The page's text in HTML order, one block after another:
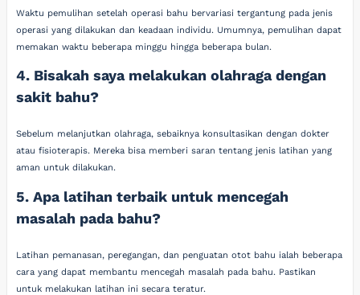
Waktu pemulihan setelah operasi bahu bervariasi tergantung pada jenis
operasi yang dilakukan dan keadaan individu. Umumnya, pemulihan dapat
memakan waktu beberapa minggu hingga beberapa bulan.
4. Bisakah saya melakukan olahraga dengan
sakit bahu?
Sebelum melanjutkan olahraga, sebaiknya konsultasikan dengan dokter
atau fisioterapis. Mereka bisa memberi saran tentang jenis latihan yang
aman untuk dilakukan.
5. Apa latihan terbaik untuk mencegah
masalah pada bahu?
Latihan pemanasan, peregangan, dan penguatan otot bahu ialah beberapa
cara yang dapat membantu mencegah masalah pada bahu. Pastikan
untuk melakukan latihan ini secara teratur.